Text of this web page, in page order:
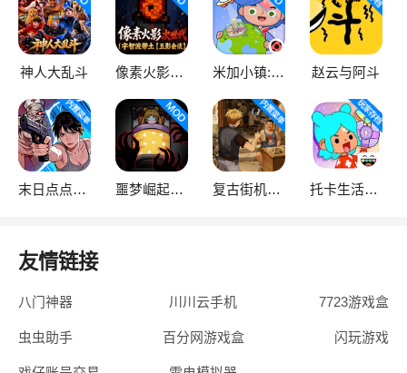
神人大乱斗 像素火影次世代 米加小镇:世界 赵云与阿斗
末日点点（辅助菜单） 噩梦崛起：生存 复古街机大亨 托卡生活：世界
友情链接
八门神器 川川云手机 7723游戏盒
虫虫助手 百分网游戏盒 闪玩游戏